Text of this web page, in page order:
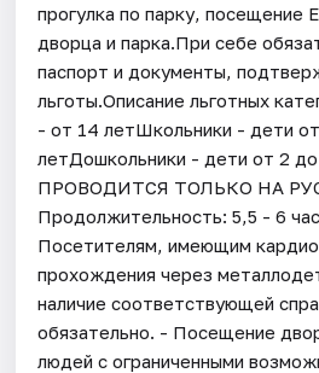
прогулка по парку, посещение
дворца и парка.При себе
паспорт и документы,
льготы.Описание льготных
- от 14 летШкольники - дети
летДошкольники - дети от 2
ПРОВОДИТСЯ ТОЛЬКО НА
Продолжительность: 5,5 - 6
Посетителям, имеющим
прохождения через
наличие соответствующей
обязательно. - Посещение
людей с ограниченными